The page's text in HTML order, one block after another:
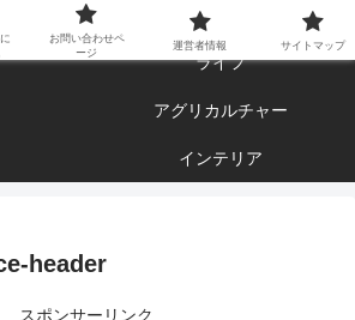
ジョイ ブログライフ
ライフ
アグリカルチャー
インテリア
header
スポンサーリンク
お問い合わせペ
ージ
運営者情報 サイトマップ